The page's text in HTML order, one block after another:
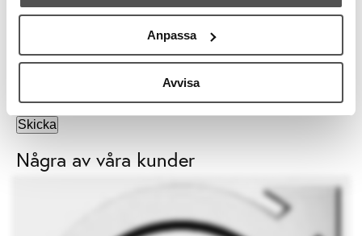
Anpassa
Avvisa
mina personuppgifter i enlighet med GDPR och sin
Denna webbplats är skyddad med reCAPTCHA och
Några av våra kunder